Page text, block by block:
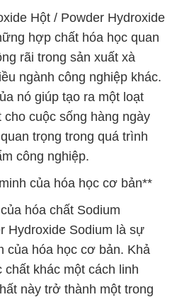
Hột / Powder Hydroxide
hợp chất hóa học quan
rãi trong sản xuất xà
ngành công nghiệp khác.
nó giúp tạo ra một loạt
cuộc sống hàng ngày
trọng trong quá trình
công nghiệp.
của hóa học cơ bản**
hóa chất Sodium
Hydroxide Sodium là sự
của hóa học cơ bản. Khả
khác một cách linh
này trở thành một trong